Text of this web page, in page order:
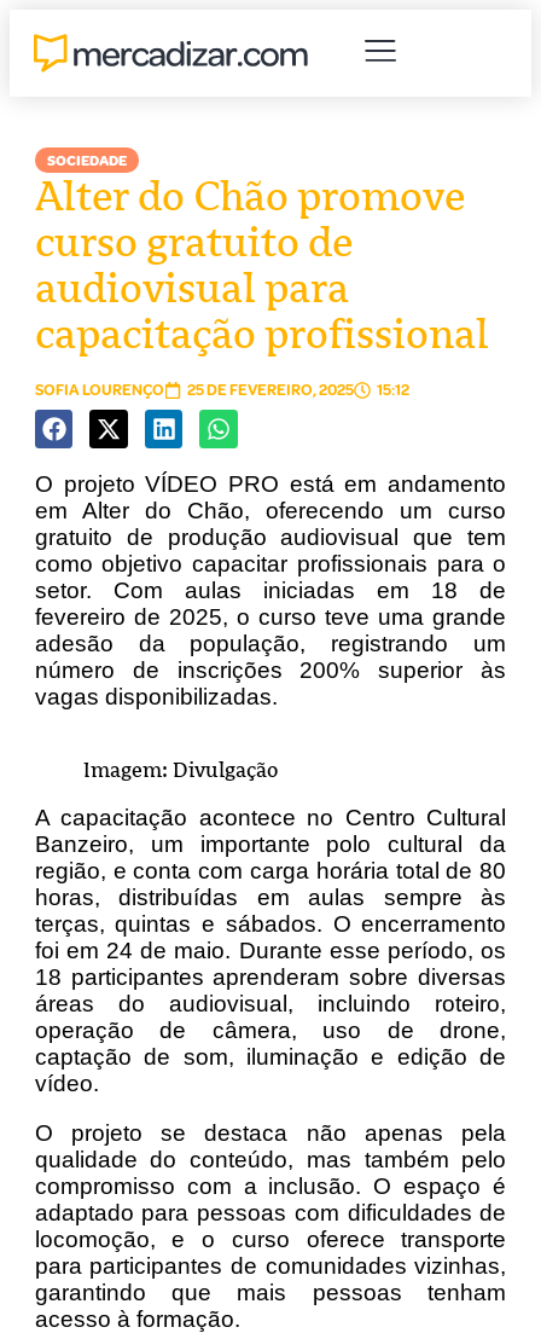
SOCIEDADE
Alter do Chão promove
curso gratuito de
audiovisual para
capacitação profissional
SOFIA LOURENÇO 25 DE FEVEREIRO, 2025 15:12
O projeto VÍDEO PRO está em andamento
em Alter do Chão, oferecendo um curso
gratuito de produção audiovisual que tem
como objetivo capacitar profissionais para o
setor. Com aulas iniciadas em 18 de
fevereiro de 2025, o curso teve uma grande
adesão da população, registrando um
número de inscrições 200% superior às
vagas disponibilizadas.
Imagem: Divulgação
A capacitação acontece no Centro Cultural
Banzeiro, um importante polo cultural da
região, e conta com carga horária total de 80
horas, distribuídas em aulas sempre às
terças, quintas e sábados. O encerramento
foi em 24 de maio. Durante esse período, os
18 participantes aprenderam sobre diversas
áreas do audiovisual, incluindo roteiro,
operação de câmera, uso de drone,
captação de som, iluminação e edição de
vídeo.
O projeto se destaca não apenas pela
qualidade do conteúdo, mas também pelo
compromisso com a inclusão. O espaço é
adaptado para pessoas com dificuldades de
locomoção, e o curso oferece transporte
para participantes de comunidades vizinhas,
garantindo que mais pessoas tenham
acesso à formação.